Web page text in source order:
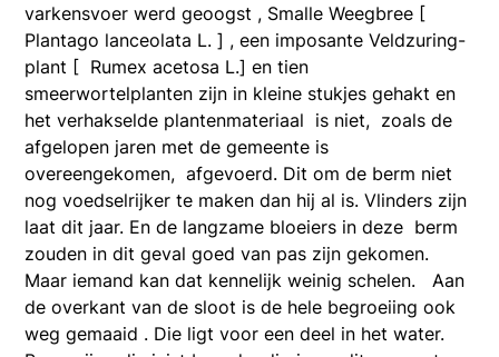
varkensvoer werd geoogst , Smalle Weegbree [
Plantago lanceolata L. ] , een imposante Veldzuring-
plant [ Rumex acetosa L.] en tien
smeerwortelplanten zijn in kleine stukjes gehakt en
het verhakselde plantenmateriaal is niet, zoals de
afgelopen jaren met de gemeente is
overeengekomen, afgevoerd. Dit om de berm niet
nog voedselrijker te maken dan hij al is. Vlinders zijn
laat dit jaar. En de langzame bloeiers in deze berm
zouden in dit geval goed van pas zijn gekomen.
Maar iemand kan dat kennelijk weinig schelen. Aan
de overkant van de sloot is de hele begroeiing ook
weg gemaaid . Die ligt voor een deel in het water.